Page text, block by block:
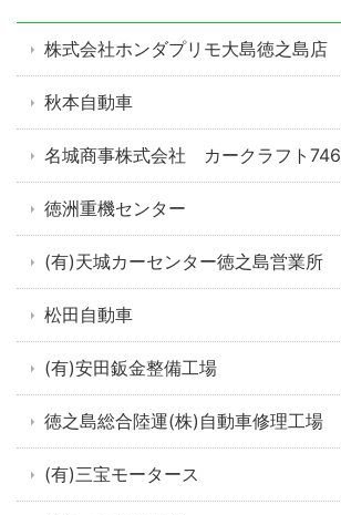
株式会社ホンダプリモ大島徳之島店
秋本自動車
名城商事株式会社 カークラフト746
徳洲重機センター
(有)天城カーセンター徳之島営業所
松田自動車
(有)安田鈑金整備工場
徳之島総合陸運(株)自動車修理工場
(有)三宝モータース